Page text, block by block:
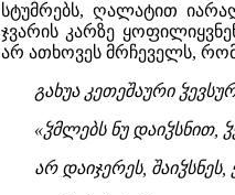
სტუმრებს, ღალატით
ჯვარის კარზე
არ ათხოვეს მრჩეველს,
გახუა კეთეშაური
«ჴმლებს ნუ დაიჴსნით,
არ დაიჯერეს,